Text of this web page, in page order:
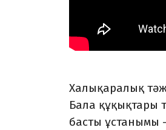
Халықаралық
Бала құқықтары
басты ұстанымы